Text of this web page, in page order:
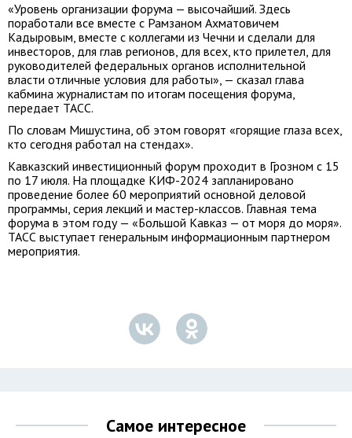
«Уровень организации форума — высочайший. Здесь
поработали все вместе с Рамзаном Ахматовичем
Кадыровым, вместе с коллегами из Чечни и сделали для
инвесторов, для глав регионов, для всех, кто прилетел, для
руководителей федеральных органов исполнительной
власти отличные условия для работы», — сказал глава
кабмина журналистам по итогам посещения форума,
передает ТАСС.
По словам Мишустина, об этом говорят «горящие глаза всех,
кто сегодня работал на стендах».
Кавказский инвестиционный форум проходит в Грозном с 15
по 17 июля. На площадке КИФ-2024 запланировано
проведение более 60 мероприятий основной деловой
программы, серия лекций и мастер-классов. Главная тема
форума в этом году — «Большой Кавказ — от моря до моря».
ТАСС выступает генеральным информационным партнером
мероприятия.
Самое интересное